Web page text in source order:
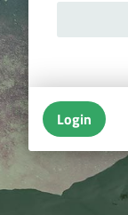
Login